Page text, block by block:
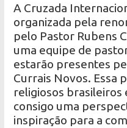
A Cruzada
organizada pela
pelo Pastor Rubens
uma equipe de
estarão presentes
Currais Novos. Essa
religiosos brasileiros
consigo uma
inspiração para a